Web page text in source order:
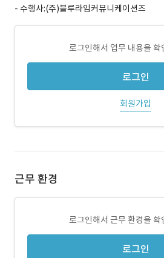
- 수행사:(주)블루라임커뮤니케이션즈
로그인해서 업무 내용을 확
로그인
회원가입
근무 환경
로그인해서 근무 환경을 확
로그인